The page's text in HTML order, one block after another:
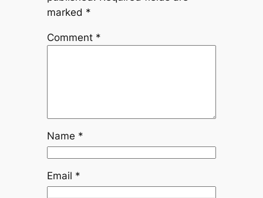
marked *
Comment *
Name *
Email *